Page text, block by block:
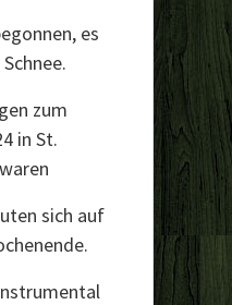
es
zum
in St.
sich auf